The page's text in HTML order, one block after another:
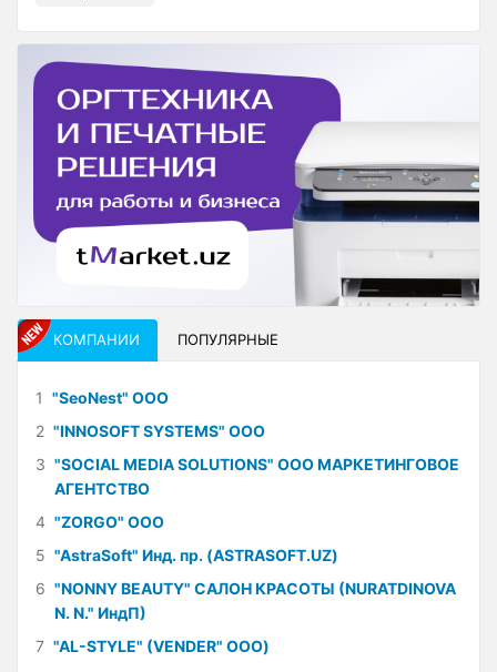
КОМПАНИИ ПОПУЛЯРНЫЕ
1 "SeoNest" ООО
2 "INNOSOFT SYSTEMS" ООО
3 "SOCIAL MEDIA SOLUTIONS" ООО МАРКЕТИНГОВОЕ
АГЕНТСТВО
4 "ZORGO" ООО
5 "AstraSoft" Инд. пр. (ASTRASOFT.UZ)
6 "NONNY BEAUTY" САЛОН КРАСОТЫ (NURATDINOVA
N. N." ИндП)
7 "AL-STYLE" (VENDER" ООО)